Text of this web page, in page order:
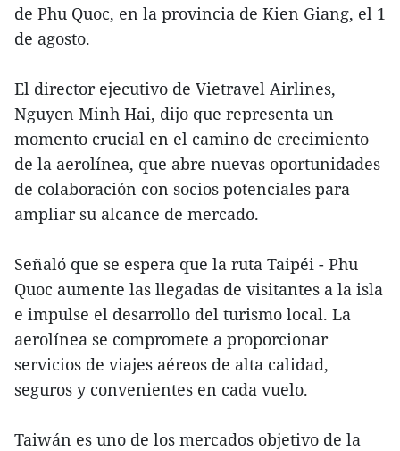
de Phu Quoc, en la provincia de Kien Giang, el 1
de agosto.
El director ejecutivo de Vietravel Airlines,
Nguyen Minh Hai, dijo que representa un
momento crucial en el camino de crecimiento
de la aerolínea, que abre nuevas oportunidades
de colaboración con socios potenciales para
ampliar su alcance de mercado.
Señaló que se espera que la ruta Taipéi - Phu
Quoc aumente las llegadas de visitantes a la isla
e impulse el desarrollo del turismo local. La
aerolínea se compromete a proporcionar
servicios de viajes aéreos de alta calidad,
seguros y convenientes en cada vuelo.
Taiwán es uno de los mercados objetivo de la